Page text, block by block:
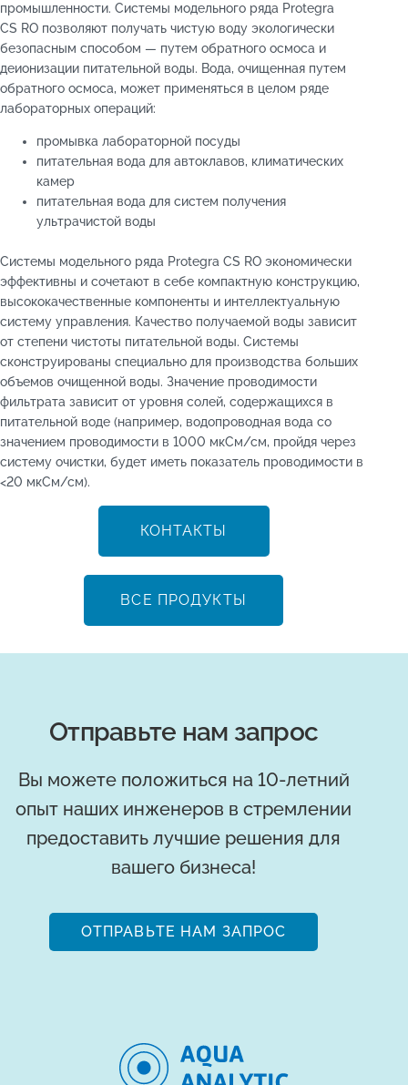
промышленности. Системы модельного ряда Protegra
CS RO позволяют получать чистую воду экологически
безопасным способом — путем обратного осмоса и
деионизации питательной воды. Вода, очищенная путем
обратного осмоса, может применяться в целом ряде
лабораторных операций:
промывка лабораторной посуды
питательная вода для автоклавов, климатических
камер
питательная вода для систем получения
ультрачистой воды
Системы модельного ряда Protegra CS RO экономически
эффективны и сочетают в себе компактную конструкцию,
высококачественные компоненты и интеллектуальную
систему управления. Качество получаемой воды зависит
от степени чистоты питательной воды. Системы
сконструированы специально для производства больших
объемов очищенной воды. Значение проводимости
фильтрата зависит от уровня солей, содержащихся в
питательной воде (например, водопроводная вода со
значением проводимости в 1000 мкСм/см, пройдя через
систему очистки, будет иметь показатель проводимости в
<20 мкСм/см).
КОНТАКТЫ
ВСЕ ПРОДУКТЫ
Отправьте нам запрос
Вы можете положиться на 10-летний
опыт наших инженеров в стремлении
предоставить лучшие решения для
вашего бизнеса!
ОТПРАВЬТЕ НАМ ЗАПРОС